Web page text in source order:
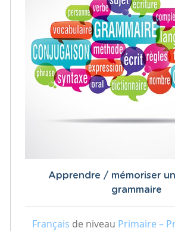
Apprendre / mémoriser
grammaire
Français de niveau Primaire –